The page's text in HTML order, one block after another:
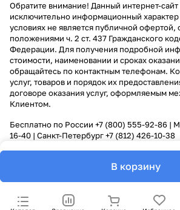
В корзину
Обратите внимание! Данный интернет-сайт
исключительно информационный характер
условиях не является публичной
положениями ч. 2 ст. 437 Гражданского
Федерации. Для получения подробной
стоимости, наименовании и сроках
обращайтесь по контактным телефонам.
услуг, товаров и порядок их
договоре оказания услуг, оформляемым
Клиентом.
Бесплатно по России +7 (800) 555-92-86 |
16-40 | Санкт-Петербург+7 (812) 426-10-38